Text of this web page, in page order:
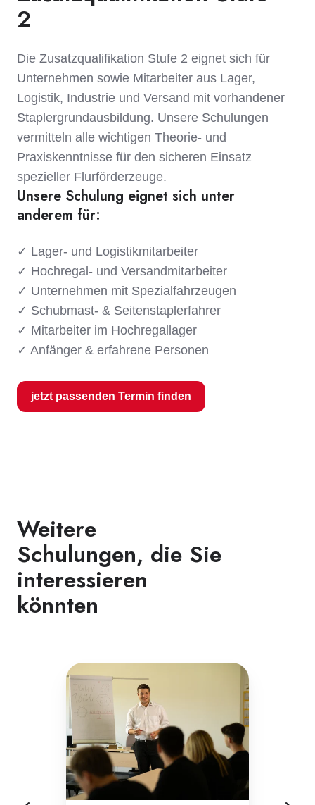
2
Die Zusatzqualifikation Stufe 2 eignet sich für
Unternehmen sowie Mitarbeiter aus Lager,
Logistik, Industrie und Versand mit vorhandener
Staplergrundausbildung. Unsere Schulungen
vermitteln alle wichtigen Theorie- und
Praxiskenntnisse für den sicheren Einsatz
spezieller Flurförderzeuge.
Unsere Schulung eignet sich unter
anderem für:
✓ Lager- und Logistikmitarbeiter
✓ Hochregal- und Versandmitarbeiter
✓ Unternehmen mit Spezialfahrzeugen
✓ Schubmast- & Seitenstaplerfahrer
✓ Mitarbeiter im Hochregallager
✓ Anfänger & erfahrene Personen
jetzt passenden Termin finden
Weitere
Schulungen, die Sie
interessieren
könnten
Jährliche
Unterweisung
Stapler